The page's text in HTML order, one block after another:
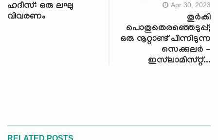
ഹദീസ്: ഒരു ലഘു
വിവരണം
Apr 30, 2023
തുര്‍കി
പൊതുതെരഞ്ഞെടുപ്പ്;
ഒരു നൂറ്റാണ്ട് പിന്നിടുന്ന
സെക്കുലർ -
ഇസ്‍ലാമിസ്റ്റ്...
RELATED POSTS